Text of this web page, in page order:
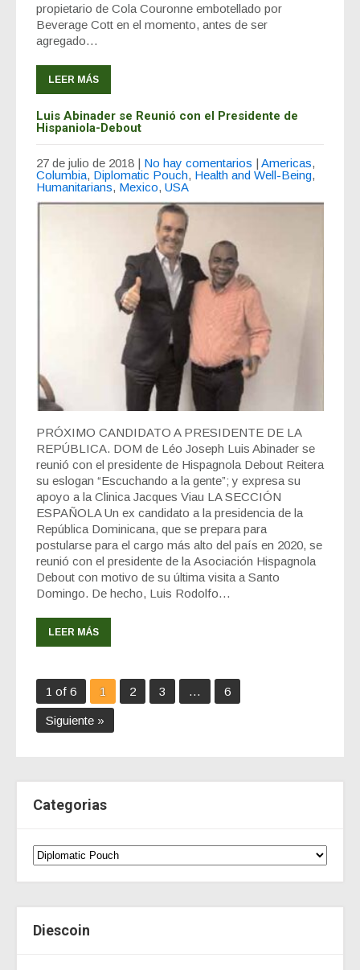
propietario de Cola Couronne embotellado por
Beverage Cott en el momento, antes de ser
agregado…
LEER MÁS
Luis Abinader se Reunió con el Presidente de
Hispaniola-Debout
27 de julio de 2018 | No hay comentarios | Americas,
Columbia, Diplomatic Pouch, Health and Well-Being,
Humanitarians, Mexico, USA
PRÓXIMO CANDIDATO A PRESIDENTE DE LA
REPÚBLICA. DOM de Léo Joseph Luis Abinader se
reunió con el presidente de Hispagnola Debout Reitera
su eslogan “Escuchando a la gente”; y expresa su
apoyo a la Clinica Jacques Viau LA SECCIÓN
ESPAÑOLA Un ex candidato a la presidencia de la
República Dominicana, que se prepara para
postularse para el cargo más alto del país en 2020, se
reunió con el presidente de la Asociación Hispagnola
Debout con motivo de su última visita a Santo
Domingo. De hecho, Luis Rodolfo…
LEER MÁS
1 of 6 1 2 3 … 6
Siguiente »
Categorias
Diescoin